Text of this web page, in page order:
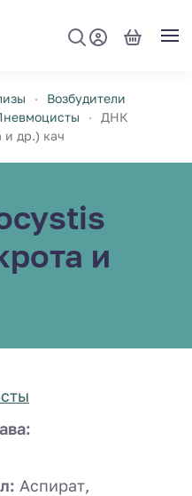
Возбудители
ДНК
и др.) кач
и
Аспират,